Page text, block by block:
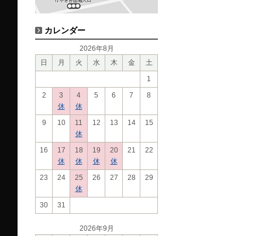
カレンダー
2026年8月
日
月 火 水 木 金
土
1
2
3
休
4
休
5 6 7 8
9 10
11
休
12 13 14 15
16
17
休
18
休
19
休
20
休
21 22
23 24
25
休
26 27 28 29
30 31
2026年9月